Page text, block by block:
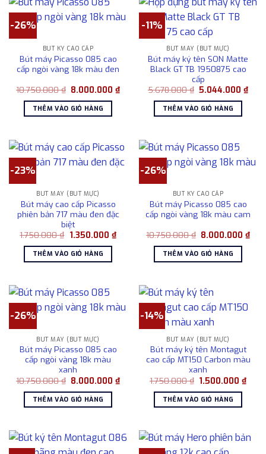
-26%
BÚT KÝ CAO CẤP
Bút máy Picasso 085 cao
cấp ngòi vàng 18k màu đen
10.750.000₫ Giá
là:
10.750.000 ₫.
8.000.000₫Giá
hiện
8.000.000 ₫.
THÊM VÀO GIỎ HÀNG
-11%
BÚT MÁY (BÚT MỰC)
Bút máy ký tên SON Matte
Black GT TB 1950875 cao
cấp
5.678.000₫ Giá
là:
5.678.000 ₫.
5.044.000₫Giá
hiện
THÊM VÀO GIỎ HÀNG
-23%
BÚT MÁY (BÚT MỰC)
Bút máy cao cấp Picasso
phiên bản 717 màu đen đặc
biệt
1.750.000₫ Giá
là:
1.750.000 ₫.
1.350.000 ₫Giá
1.350.000 ₫.
THÊM VÀO GIỎ HÀNG
-26%
BÚT KÝ CAO CẤP
Bút máy Picasso 085 cao
cấp ngòi vàng 18k màu cam
10.750.000₫ Giá
là:
10.750.000 ₫.
8.000.000₫Giá
THÊM VÀO GIỎ HÀNG
-26%
BÚT MÁY (BÚT MỰC)
Bút máy Picasso 085 cao
cấp ngòi vàng 18k màu
xanh
10.750.000₫ Giá
là:
10.750.000 ₫.
8.000.000₫Giá
hiện
8.000.000 ₫.
THÊM VÀO GIỎ HÀNG
-14%
BÚT MÁY (BÚT MỰC)
Bút máy ký tên Montagut
cao cấp MT150 Carbon màu
xanh
1.750.000₫ Giá
là:
1.750.000 ₫.
1.500.000₫Giá
hiện
THÊM VÀO GIỎ HÀNG